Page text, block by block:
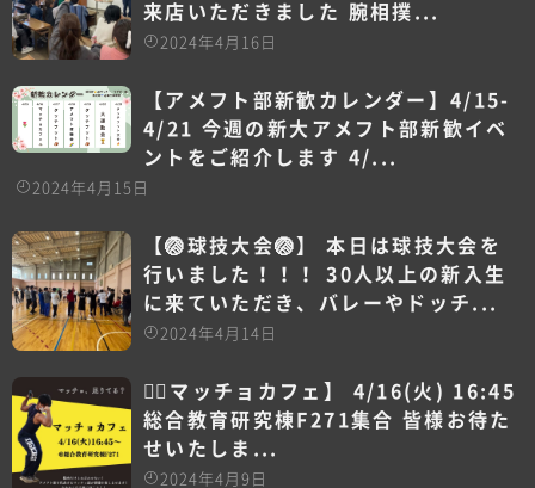
来店いただきました 腕相撲...
2024年4月16日
【アメフト部新歓カレンダー】4/15-
4/21 今週の新大アメフト部新歓イベ
ントをご紹介します 4/...
2024年4月15日
【🏐球技大会🏐】 本日は球技大会を
行いました！！！ 30人以上の新入生
に来ていただき、バレーやドッチ...
2024年4月14日
【🏽マッチョカフェ️】 4/16(火) 16:45
総合教育研究棟F271集合 皆様お待た
せいたしま...
2024年4月9日